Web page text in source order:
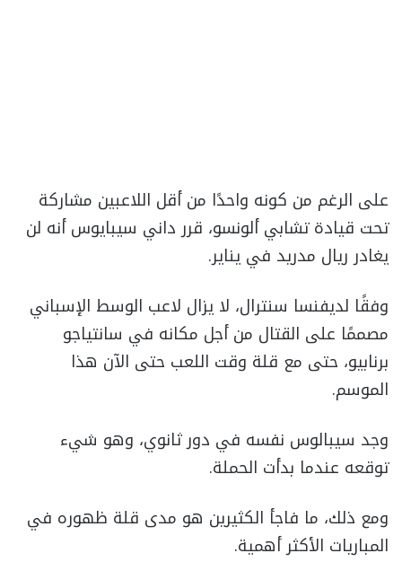
على الرغم من كونه واحدًا من أقل اللاعبين مشاركة
تحت قيادة تشابي ألونسو، قرر داني سيبايوس أنه لن
يغادر ريال مدريد في يناير.
وفقًا لديفنسا سنترال، لا يزال لاعب الوسط الإسباني
مصممًا على القتال من أجل مكانه في سانتياجو
برنابيو، حتى مع قلة وقت اللعب حتى الآن هذا
الموسم.
وجد سيبالوس نفسه في دور ثانوي، وهو شيء
توقعه عندما بدأت الحملة.
ومع ذلك، ما فاجأ الكثيرين هو مدى قلة ظهوره في
المباريات الأكثر أهمية.